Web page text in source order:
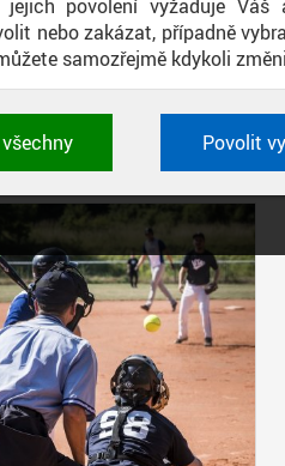
povolení vyžaduje
nebo zakázat, případně
samozřejmě kdykoli
a identifikátorů
vždy aktivní.
anonymizovaných
naše aplikace.
těmto účelům využíváme.
Povolit
PŘÍSPĚVKY
Aktivní filtry: